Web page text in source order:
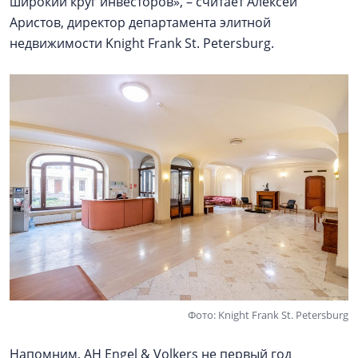
Аристов, директор департамента элитной
недвижимости Knight Frank St. Petersburg.
Фото: Knight Frank St. Petersburg
Напомним, АН Engel & Volkers не первый год